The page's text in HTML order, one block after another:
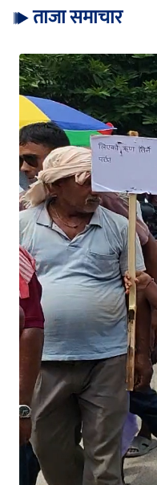
ताजा समाचार